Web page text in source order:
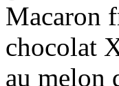
Macaron
chocolat
au melon